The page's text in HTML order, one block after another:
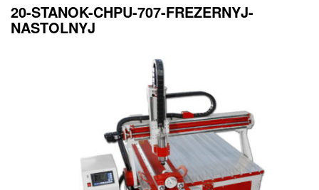
20-STANOK-CHPU-707-FREZERNYJ-
NASTOLNYJ